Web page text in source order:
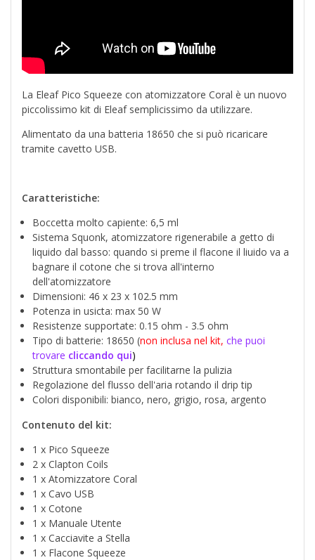
La Eleaf Pico Squeeze con atomizzatore Coral è un nuovo
piccolissimo kit di Eleaf semplicissimo da utilizzare.
Alimentato da una batteria 18650 che si può ricaricare
tramite cavetto USB.
Caratteristiche:
Boccetta molto capiente: 6,5 ml
Sistema Squonk, atomizzatore rigenerabile a getto di
liquido dal basso: quando si preme il flacone il liuido va a
bagnare il cotone che si trova all'interno
dell'atomizzatore
Dimensioni: 46 x 23 x 102.5 mm
Potenza in usicta: max 50 W
Resistenze supportate: 0.15 ohm - 3.5 ohm
Tipo di batterie: 18650 (non inclusa nel kit, che puoi
trovare cliccando qui)
Struttura smontabile per facilitarne la pulizia
Regolazione del flusso dell'aria rotando il drip tip
Colori disponibili: bianco, nero, grigio, rosa, argento
Contenuto del kit:
1 x Pico Squeeze
2 x Clapton Coils
1 x Atomizzatore Coral
1 x Cavo USB
1 x Cotone
1 x Manuale Utente
1 x Cacciavite a Stella
1 x Flacone Squeeze